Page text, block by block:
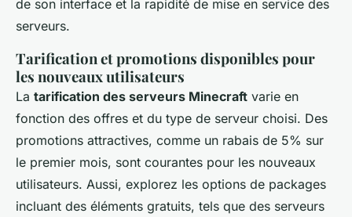
de son interface et la rapidité de mise en service des
serveurs.
Tarification et promotions disponibles pour
les nouveaux utilisateurs
La tarification des serveurs Minecraft varie en
fonction des offres et du type de serveur choisi. Des
promotions attractives, comme un rabais de 5% sur
le premier mois, sont courantes pour les nouveaux
utilisateurs. Aussi, explorez les options de packages
incluant des éléments gratuits, tels que des serveurs